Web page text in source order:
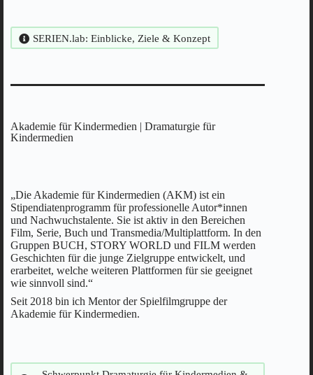
SERIEN.lab: Einblicke, Ziele & Konzept
Akademie für Kindermedien | Dramaturgie für
Kindermedien
„Die Akademie für Kindermedien (AKM) ist ein
Stipendiatenprogramm für professionelle Autor*innen
und Nachwuchstalente. Sie ist aktiv in den Bereichen
Film, Serie, Buch und Transmedia/Multiplattform. In den
Gruppen BUCH, STORY WORLD und FILM werden
Geschichten für die junge Zielgruppe entwickelt, und
erarbeitet, welche weiteren Plattformen für sie geeignet
wie sinnvoll sind.“
Seit 2018 bin ich Mentor der Spielfilmgruppe der
Akademie für Kindermedien.